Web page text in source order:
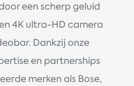
een scherp geluid
4K ultra-HD camera
Dankzij onze
en partnerships
merken als Bose,